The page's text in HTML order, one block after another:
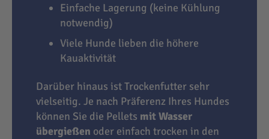
Einfache Lagerung (keine Kühlung
notwendig)
Viele Hunde lieben die höhere
Kauaktivität
Darüber hinaus ist Trockenfutter sehr
vielseitig. Je nach Präferenz Ihres Hundes
können Sie die Pellets mit Wasser
übergießen oder einfach trocken in den